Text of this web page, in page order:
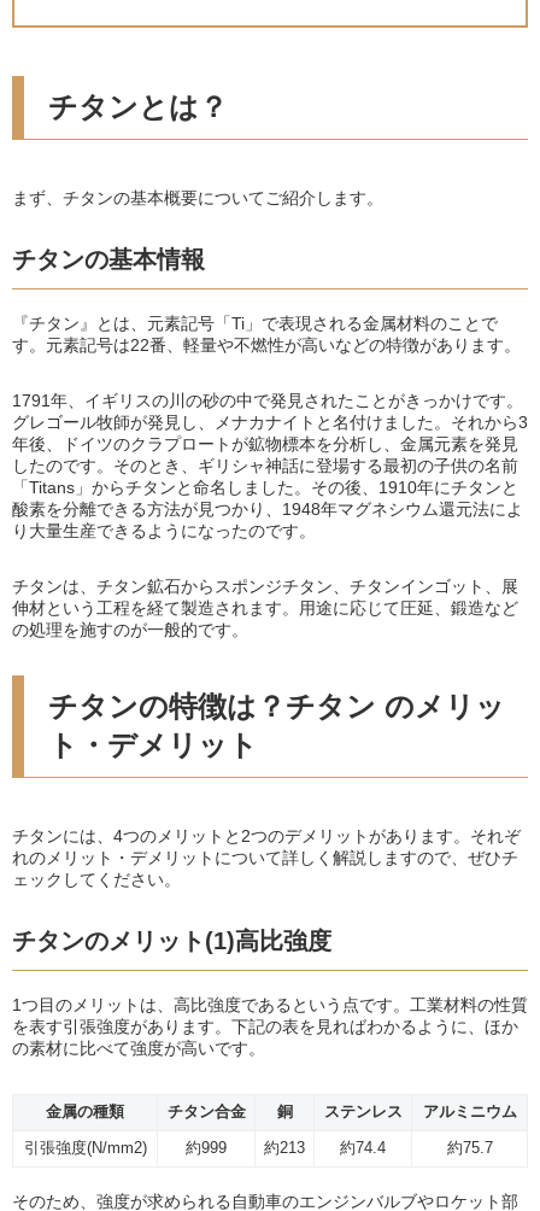
チタンとは？
まず、チタンの基本概要についてご紹介します。
チタンの基本情報
『チタン』とは、元素記号「Ti」で表現される金属材料のことで
す。元素記号は22番、軽量や不燃性が高いなどの特徴があります。
1791年、イギリスの川の砂の中で発見されたことがきっかけです。
グレゴール牧師が発見し、メナカナイトと名付けました。それから3
年後、ドイツのクラプロートが鉱物標本を分析し、金属元素を発見
したのです。そのとき、ギリシャ神話に登場する最初の子供の名前
「Titans」からチタンと命名しました。その後、1910年にチタンと
酸素を分離できる方法が見つかり、1948年マグネシウム還元法によ
り大量生産できるようになったのです。
チタンは、チタン鉱石からスポンジチタン、チタンインゴット、展
伸材という工程を経て製造されます。用途に応じて圧延、鍛造など
の処理を施すのが一般的です。
チタンの特徴は？チタン のメリッ
ト・デメリット
チタンには、4つのメリットと2つのデメリットがあります。それぞ
れのメリット・デメリットについて詳しく解説しますので、ぜひチ
ェックしてください。
チタンのメリット(1)高比強度
1つ目のメリットは、高比強度であるという点です。工業材料の性質
を表す引張強度があります。下記の表を見ればわかるように、ほか
の素材に比べて強度が高いです。
金属の種類 チタン合金 銅 ステンレス アルミニウム
引張強度(N/mm2) 約999 約213 約74.4 約75.7
そのため、強度が求められる自動車のエンジンバルブやロケット部